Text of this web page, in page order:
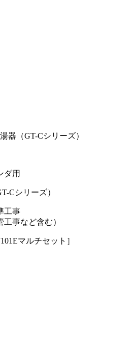
ダ用
Cシリーズ）
工事
工事など含む）
マルチセット］